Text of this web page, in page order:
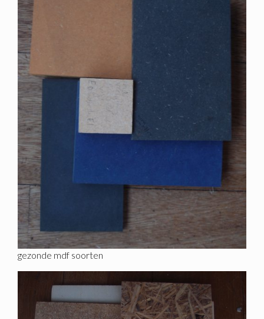
gezonde mdf soorten